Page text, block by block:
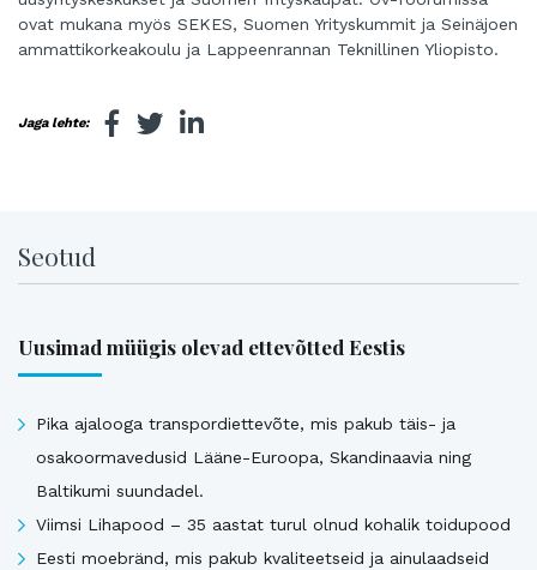
ovat mukana myös SEKES, Suomen Yrityskummit ja Seinäjoen
ammattikorkeakoulu ja Lappeenrannan Teknillinen Yliopisto.
Jaga lehte:
Seotud
Uusimad müügis olevad ettevõtted Eestis
Pika ajalooga transpordiettevõte, mis pakub täis- ja
osakoormavedusid Lääne-Euroopa, Skandinaavia ning
Baltikumi suundadel.
Viimsi Lihapood – 35 aastat turul olnud kohalik toidupood
Eesti moebränd, mis pakub kvaliteetseid ja ainulaadseid